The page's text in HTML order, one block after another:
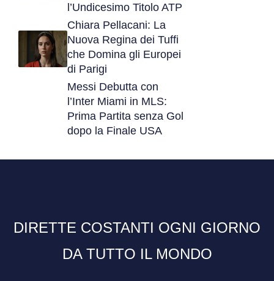
l’Undicesimo Titolo ATP
Chiara Pellacani: La
Nuova Regina dei Tuffi
che Domina gli Europei
di Parigi
Messi Debutta con
l’Inter Miami in MLS:
Prima Partita senza Gol
dopo la Finale USA
DIRETTE COSTANTI OGNI GIORNO
DA TUTTO IL MONDO